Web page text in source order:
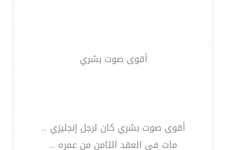
أقوى صوت بشري
أقوى صوت بشري كان لرجل إنجليزي ..
مات في العقد الثامن من عمره ..